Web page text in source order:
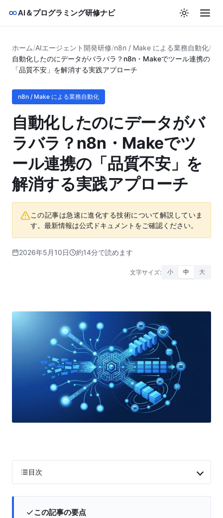
AI＆プログラミング研修ナビ
ホーム/AIエージェント開発研修/n8n / Make による業務自動化/
自動化したのにデータがバラバラ？n8n・Makeでツール連携の
「品質不安」を解消する実践アプローチ
n8n / Make による業務自動化
自動化したのにデータがバ
ラバラ？n8n・Makeでツ
ール連携の「品質不安」を
解消する実践アプローチ
この記事は急速に進化する技術について解説していま
す。最新情報は公式ドキュメントをご確認ください。
2026年5月10日 約14分で読めます
文字サイズ: 小 中 大
目次
この記事の要点